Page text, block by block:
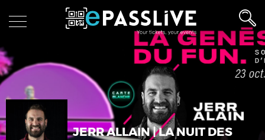
JERR ALLAIN | LA NUIT DES